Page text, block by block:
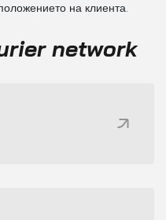
на клиента.
network